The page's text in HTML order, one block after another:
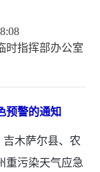
时指挥部办公室
警的通知
木萨尔县、农
重污染天气应急